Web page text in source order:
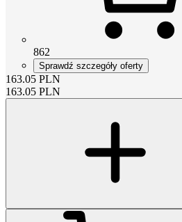
862
Sprawdź szczegóły oferty
163.05 PLN
163.05 PLN